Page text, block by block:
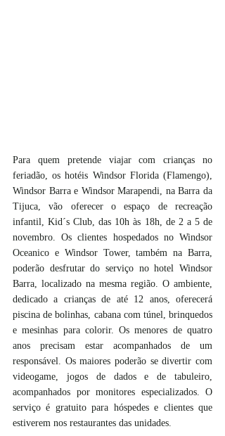
Para quem pretende viajar com crianças no
feriadão, os hotéis Windsor Florida (Flamengo),
Windsor Barra e Windsor Marapendi, na Barra da
Tijuca, vão oferecer o espaço de recreação
infantil, Kid´s Club, das 10h às 18h, de 2 a 5 de
novembro. Os clientes hospedados no Windsor
Oceanico e Windsor Tower, também na Barra,
poderão desfrutar do serviço no hotel Windsor
Barra, localizado na mesma região. O ambiente,
dedicado a crianças de até 12 anos, oferecerá
piscina de bolinhas, cabana com túnel, brinquedos
e mesinhas para colorir. Os menores de quatro
anos precisam estar acompanhados de um
responsável. Os maiores poderão se divertir com
videogame, jogos de dados e de tabuleiro,
acompanhados por monitores especializados. O
serviço é gratuito para hóspedes e clientes que
estiverem nos restaurantes das unidades.